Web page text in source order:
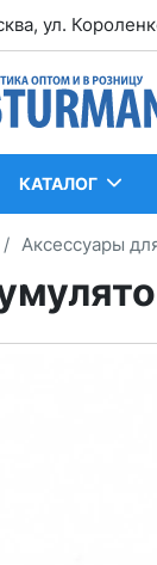
ул.
КАТАЛОГ
/ Аксессуары